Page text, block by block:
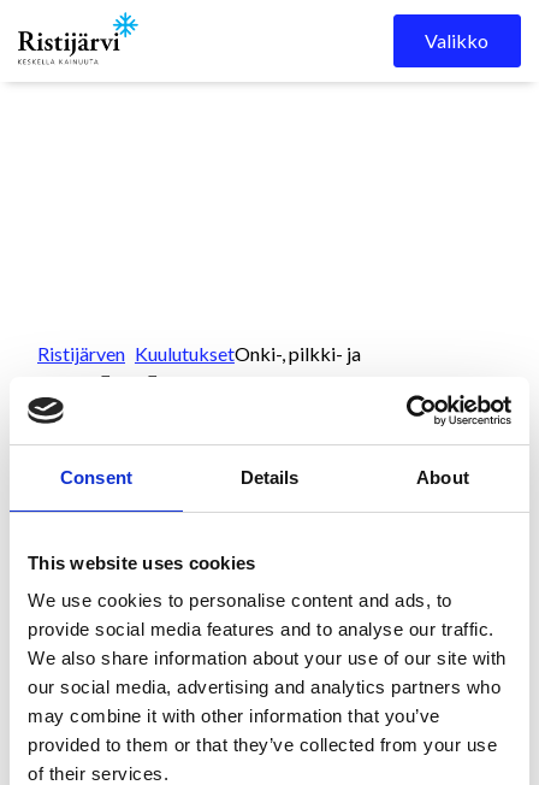
Consent Details About
This website uses cookies
We use cookies to personalise content and ads, to
provide social media features and to analyse our traffic.
We also share information about your use of our site with
our social media, advertising and analytics partners who
may combine it with other information that you’ve
provided to them or that they’ve collected from your use
of their services.
Skip to content
Valikko
Ristijärven KuulutuksetOnki-, pilkki- ja
Kaivoslammit, Ristijärvi
Onki-, pilkki- ja
viehekalastuskielto
Kaivoslammit, Ristijärvi
28.12.2020
Lapin ELY-keskus on tehnyt onki-, pilkki- ja
viehekalastuskieltopäätöksen Ristijärven valtion mailla sijaitsevista